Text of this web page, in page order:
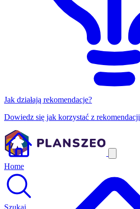
Jak działają rekomendacje?
Dowiedz się jak korzystać z rekomendacji
Home
Szukaj